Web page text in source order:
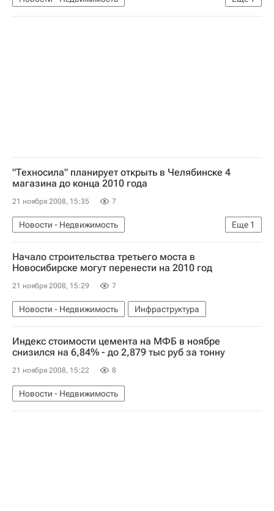
Коммерческая недвижимость
"Техносила" планирует открыть в Челябинске 4
магазина до конца 2010 года
21 ноября 2008, 15:35 7
Еще 1
Новости - Недвижимость
Коммерческая недвижимость
Начало строительства третьего моста в
Новосибирске могут перенести на 2010 год
21 ноября 2008, 15:29 7
Новости - Недвижимость Инфраструктура
Индекс стоимости цемента на МФБ в ноябре
снизился на 6,84% - до 2,879 тыс руб за тонну
21 ноября 2008, 15:22 8
Новости - Недвижимость